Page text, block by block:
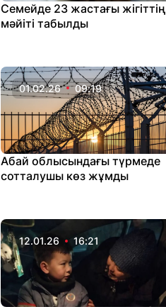
Семейде 23 жастағы жігіттің
мәйіті табылды
01.02.26 09:19
Абай облысындағы түрмеде
сотталушы көз жұмды
12.01.26 16:21